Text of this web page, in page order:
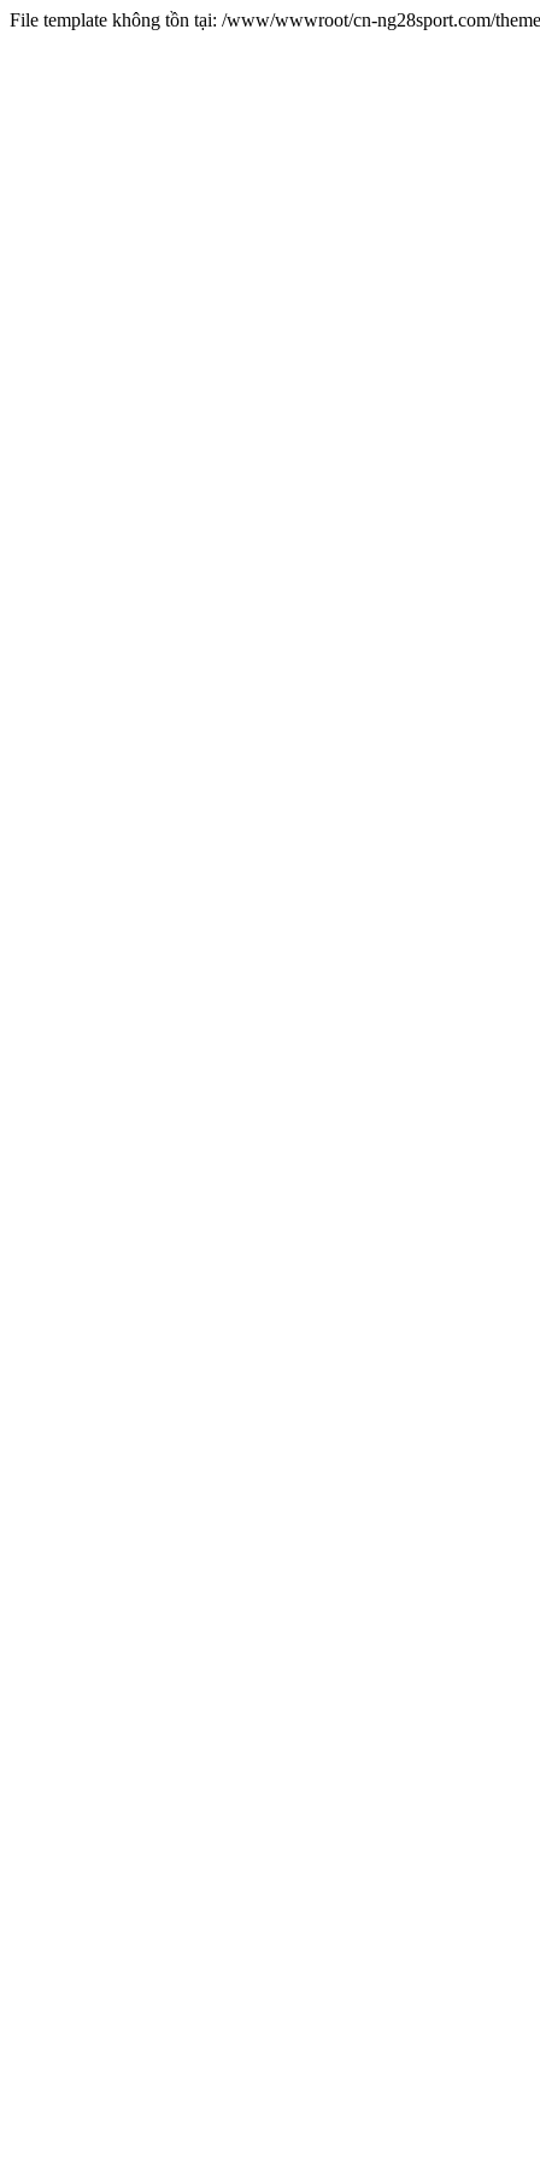
File template không tồn tại: /www/wwwroot/cn-ng28sport.com/